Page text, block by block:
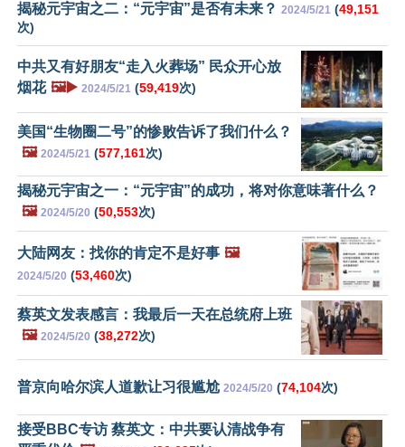
揭秘元宇宙之二：“元宇宙”是否有未来？ 2024/5/21 (49,151
次)
中共又有好朋友“走入火葬场” 民众开心放
烟花 🖼️▶️ 2024/5/21 (59,419次)
美国“生物圈二号”的惨败告诉了我们什么？
🖼️ 2024/5/21 (577,161次)
揭秘元宇宙之一：“元宇宙”的成功，将对你意味著什么？
🖼️ 2024/5/20 (50,553次)
大陆网友：找你的肯定不是好事 🖼️
2024/5/20 (53,460次)
蔡英文发表感言：我最后一天在总统府上班
🖼️ 2024/5/20 (38,272次)
普京向哈尔滨人道歉让习很尴尬 2024/5/20 (74,104次)
接受BBC专访 蔡英文：中共要认清战争有